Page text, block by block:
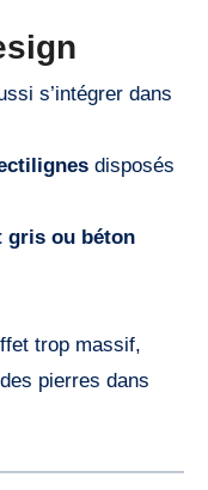
s’intégrer dans
disposés
gris ou béton
trop massif,
des pierres dans